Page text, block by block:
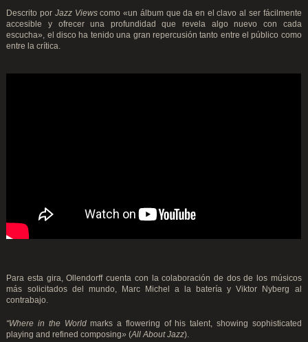
Descrito por Jazz Viewscomo «un álbum que da en el clavo al ser fácilmente
accesible y ofrecer una profundidad que revela algo nuevo con cada
escucha», el disco ha tenido una gran repercusión tanto entre el público como
entre la crítica.
Para esta gira, Ollendorff cuenta con la colaboración de dos de los músicos
más solicitados del mundo, Marc Michel a la batería y Viktor Nyberg al
contrabajo.
“Where in the Worldmarks a flowering of his talent, showing sophisticated
playing and refined composing»(All About Jazz).